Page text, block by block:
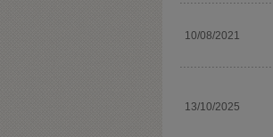
10/08/2021
13/10/2025